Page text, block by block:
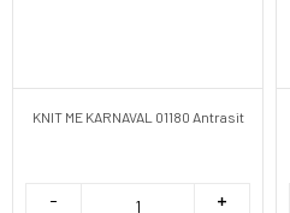
KNIT ME KARNAVAL 01180 Antrasit